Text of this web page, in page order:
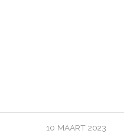
10 MAART 2023